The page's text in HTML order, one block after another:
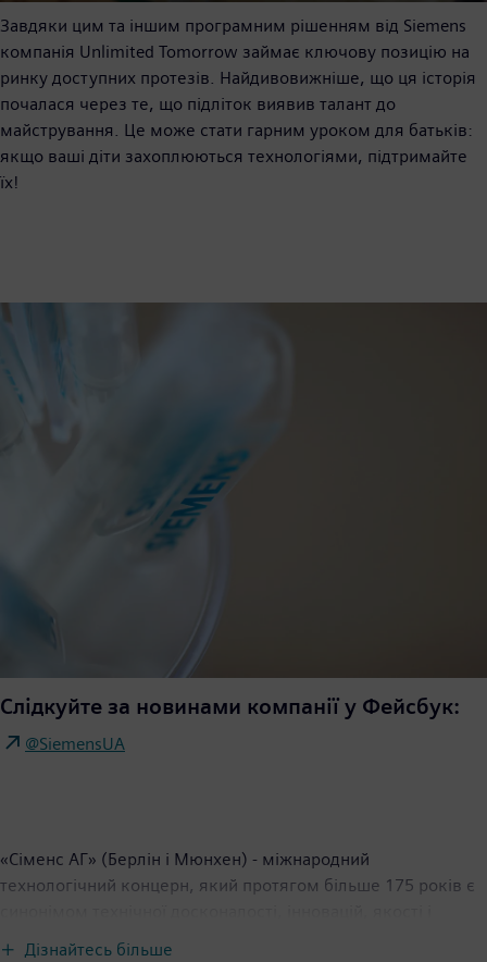
Video
Завдяки цим та іншим програмним рішенням від Siemens
компанія Unlimited Tomorrow займає ключову позицію на
ринку доступних протезів. Найдивовижніше, що ця історія
почалася через те, що підліток виявив талант до
майстрування. Це може стати гарним уроком для батьків:
якщо ваші діти захоплюються технологіями, підтримайте
їх!
Слідкуйте за новинами компанії у Фейсбук:
@SiemensUA
«Сіменс АГ» (Берлін і Мюнхен) - міжнародний
технологічний концерн, який протягом більше 175 років є
надійності і проявляє глобальний підхід до бізнесу.
Дізнайтесь більше